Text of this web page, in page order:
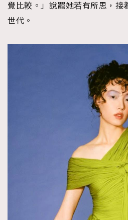
覺比較。」說罷她若有所思，接
世代。